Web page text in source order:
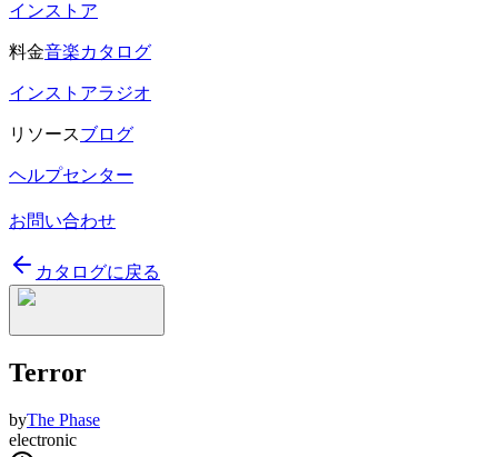
インストア
料金音楽カタログ
インストアラジオ
リソースブログ
ヘルプセンター
お問い合わせ
カタログに戻る
Terror
byThe Phase
electronic